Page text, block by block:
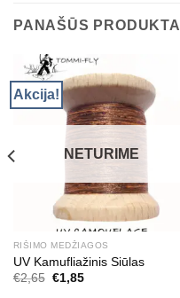
PANAŠŪS PRODUKTAI
Akcija!
NETURIME
RIŠIMO MEDŽIAGOS
UV Kamufliažinis Siūlas
€2,65 Original
€1,85Current